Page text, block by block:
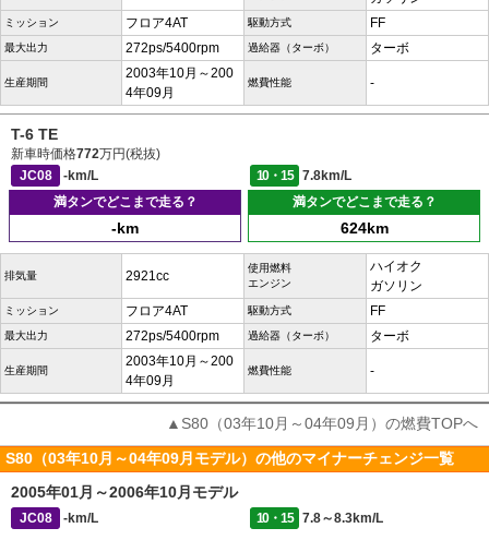
ミッション フロア4AT 駆動方式 FF
最大出力 272ps/5400rpm 過給器（ターボ） ターボ
生産期間
2003年10月～200
4年09月
燃費性能 -
T-6 TE
新車時価格772万円(税抜)
JC08
-km/L 10・15
7.8km/L
満タンでどこまで走る？
-km
満タンでどこまで走る？
624km
排気量 2921cc
使用燃料
エンジン
ハイオク
ガソリン
ミッション フロア4AT 駆動方式 FF
最大出力 272ps/5400rpm 過給器（ターボ） ターボ
生産期間
2003年10月～200
4年09月
燃費性能 -
▲S80（03年10月～04年09月）の燃費TOPへ
S80（03年10月～04年09月モデル）の他のマイナーチェンジ一覧
2005年01月～2006年10月モデル
JC08 -km/L 10・15 7.8～8.3km/L